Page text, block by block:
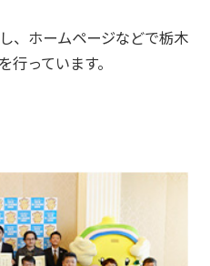
、ホームページなどで栃木
っています。